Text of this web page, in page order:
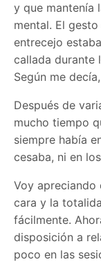
y que mantenía
mental. El
entrecejo
callada durante
Según me
Después de
mucho tiempo
siempre había
cesaba, ni en
Voy apreciando
cara y la
fácilmente.
disposición a
poco en las